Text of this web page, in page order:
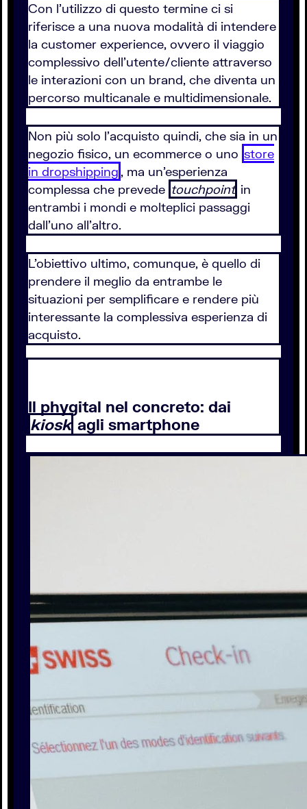
Con l'utilizzo di questo termine ci si
riferisce a una nuova modalità di intendere
la customer experience, ovvero il viaggio
complessivo dell'utente/cliente attraverso
le interazioni con un brand, che diventa un
percorso multicanale e multidimensionale.
Non più solo l'acquisto quindi, che sia in un
negozio fisico, un ecommerce o uno store
in dropshipping , ma un'esperienza
complessa che prevede touchpoint in
entrambi i mondi e molteplici passaggi
dall'uno all'altro.
L'obiettivo ultimo, comunque, è quello di
prendere il meglio da entrambe le
situazioni per semplificare e rendere più
interessante la complessiva esperienza di
acquisto.
Il phygital nel concreto: dai
kiosk agli smartphone